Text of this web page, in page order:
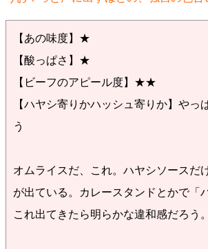
【あの味度】★
【酸っぱさ】★
【ビーフのアピール度】★★
【ハヤシ寄りかハッシュ寄りか】やっ
う
オムライスだ、これ。ハヤシソースだ
が出ている。カレースタンドとかで「
これ出てきたら明らかな違和感だろう。